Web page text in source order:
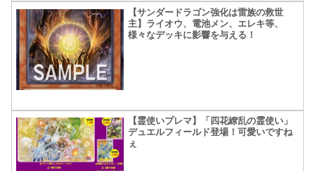
【サンダードラゴン強化は雷族の救世
主】ライオウ、電池メン、エレキ等、
様々なデッキに影響を与える！
【霊使いプレマ】「四花繚乱の霊使い」
デュエルフィールド登場！可愛いですね
ぇ